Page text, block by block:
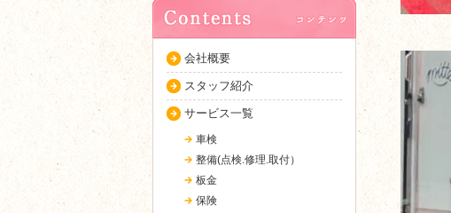
動
画
プ
会社概要
スタッフ紹介
サービス一覧
車検
整備(点検.修理.取付）
板金
保険